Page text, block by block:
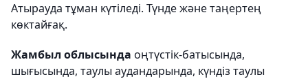
Атырауда тұман күтіледі. Түнде және таңертең
көктайғақ.
Жамбыл облысында оңтүстік-батысында,
шығысында, таулы аудандарында, күндіз таулы